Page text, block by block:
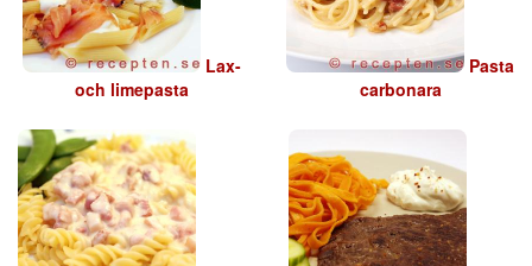
Lax-
och limepasta
Pasta
carbonara